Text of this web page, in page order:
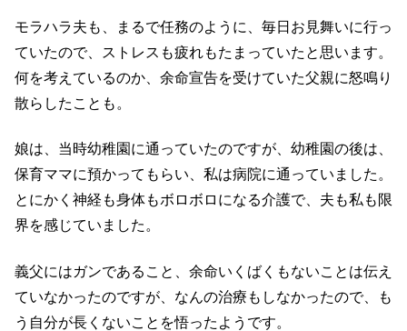
モラハラ夫も、まるで任務のように、毎日お見舞いに行っ
ていたので、ストレスも疲れもたまっていたと思います。
何を考えているのか、余命宣告を受けていた父親に怒鳴り
散らしたことも。
娘は、当時幼稚園に通っていたのですが、幼稚園の後は、
保育ママに預かってもらい、私は病院に通っていました。
とにかく神経も身体もボロボロになる介護で、夫も私も限
界を感じていました。
義父にはガンであること、余命いくばくもないことは伝え
ていなかったのですが、なんの治療もしなかったので、も
う自分が長くないことを悟ったようです。